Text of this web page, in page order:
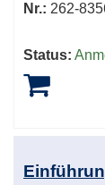
Nr.: 262-
Status: